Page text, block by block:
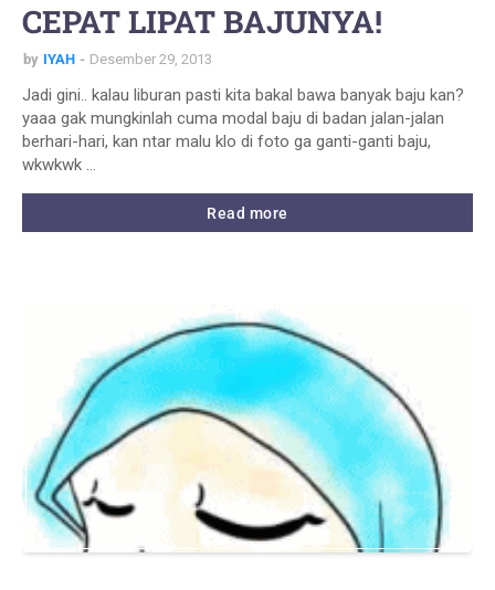
CEPAT LIPAT BAJUNYA!
by IYAH Desember 29, 2013
Jadi gini.. kalau liburan pasti kita bakal bawa banyak baju kan?
yaaa gak mungkinlah cuma modal baju di badan jalan-jalan
berhari-hari, kan ntar malu klo di foto ga ganti-ganti baju,
wkwkwk …
Read more